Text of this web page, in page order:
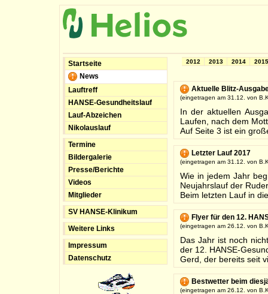
Startseite
News
Lauftreff
HANSE-Gesundheitslauf
Lauf-Abzeichen
Nikolauslauf
Termine
Bildergalerie
Presse/Berichte
Videos
Mitglieder
SV HANSE-Klinikum
Weitere Links
Impressum
Datenschutz
2015
2014
2013
2012
Aktuelle Blitz-
(eingetragen am 31.12. von
In der aktuellen
Laufen, nach dem
Auf Seite 3 ist ein
Letzter Lauf 2017
(eingetragen am 31.12. von
Wie in jedem Jahr
Neujahrslauf der
Beim letzten Lauf in
Flyer für den 12.
(eingetragen am 26.12. von
Das Jahr ist noch
der 12. HANSE-
Gerd, der bereits seit
Bestwetter beim
(eingetragen am 26.12. von